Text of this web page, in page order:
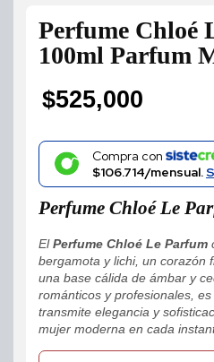
Perfume Chloé
100ml Parfum
$525,000
Compra con
$106.714/mensual.
Perfume Chloé Le
ElPerfume Chloé Le Parfum
bergamota y lichi, un corazón
una base cálida de ámbar y
románticos y profesionales,
transmite elegancia y
mujer moderna en cada